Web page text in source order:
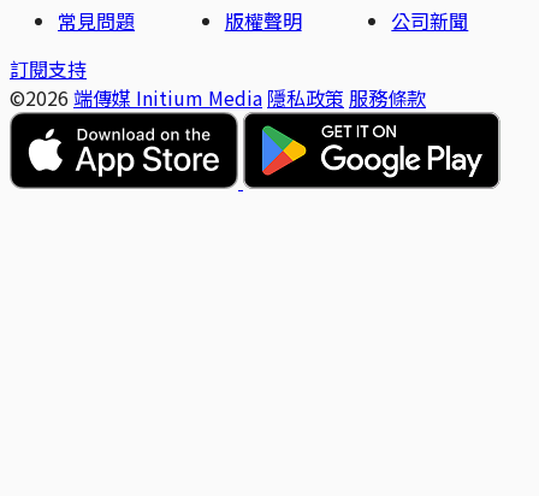
常見問題
版權聲明
公司新聞
訂閱支持
©2026 端傳媒 Initium Media 隱私政策 服務條款